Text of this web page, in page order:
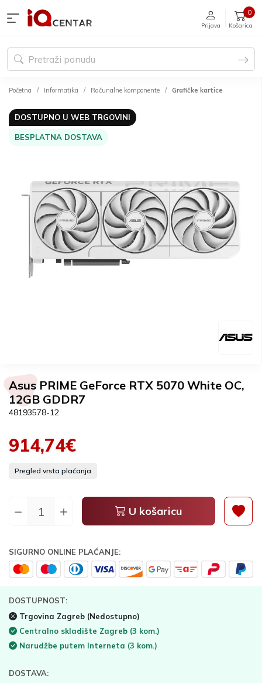
Prijava Košarica
0
Početna Informatika Računalne komponente Grafičke kartice
DOSTUPNO U WEB TRGOVINI
BESPLATNA DOSTAVA
Asus PRIME GeForce RTX 5070 White OC,
12GB GDDR7
48193578-12
914,74€
Pregled vrsta plaćanja
U košaricu
SIGURNO ONLINE PLAĆANJE:
DOSTUPNOST:
Trgovina Zagreb (Nedostupno)
Centralno skladište Zagreb (3 kom.)
Narudžbe putem Interneta (3 kom.)
DOSTAVA: